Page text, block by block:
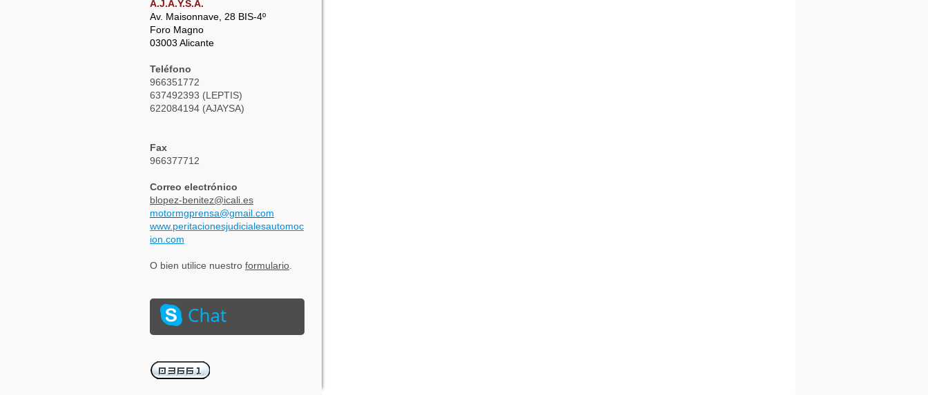
A.J.A.Y.S.A.
Av. Maisonnave, 28 BIS-4º
Foro Magno
03003 Alicante
Teléfono
966351772
637492393 (LEPTIS)
622084194 (AJAYSA)
Fax
966377712
Correo electrónico
blopez-benitez@icali.es
motormgprensa@gmail.com
www.peritacionesjudicialesautomoc
ion.com
O bien utilice nuestro formulario